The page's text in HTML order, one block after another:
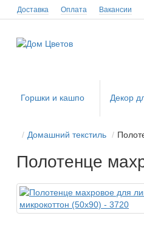
Доставка Оплата Вакансии
Горшки и кашпо Декор
Домашний текстиль
Полотенце